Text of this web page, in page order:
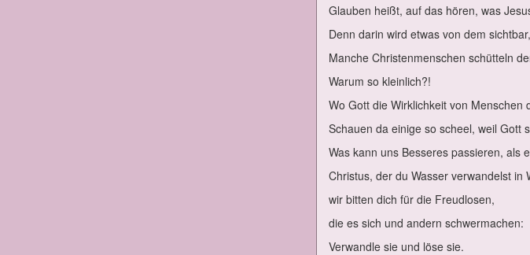
Glau­ben heißt, auf das hö­ren, was
Denn dar­in wird et­was von dem
Man­che Chris­ten­men­schen schüt­teln
War­um so klein­lich?!
Wo Gott die Wirk­lich­keit von
Schau­en da ei­ni­ge so scheel, weil Gott
Was kann uns Bes­se­res pas­sie­ren, als
Chris­tus, der du Was­ser ver­wan­delst in
wir bit­ten dich für die Freud­lo­sen,
die es sich und an­dern schwer­ma­chen:
Ver­wand­le sie und lö­se sie.